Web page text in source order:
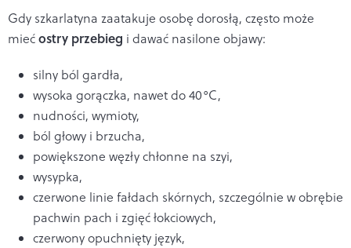
Gdy szkarlatyna zaatakuje osobę dorosłą, często może
miećostry przebieg i dawać nasilone objawy:
silny ból gardła,
wysoka gorączka, nawet do 40°C,
nudności, wymioty,
ból głowy i brzucha,
powiększone węzły chłonne na szyi,
wysypka,
czerwone linie fałdach skórnych, szczególnie w obrębie
pachwin pach i zgięć łokciowych,
czerwony opuchnięty język,